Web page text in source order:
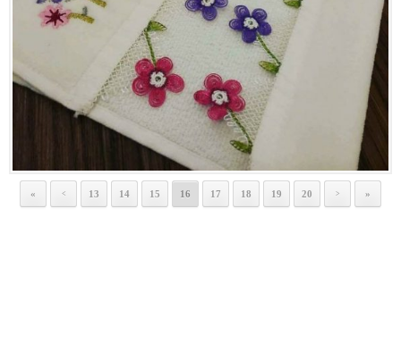
« < 13 14 15 16 17 18 19 20 > »